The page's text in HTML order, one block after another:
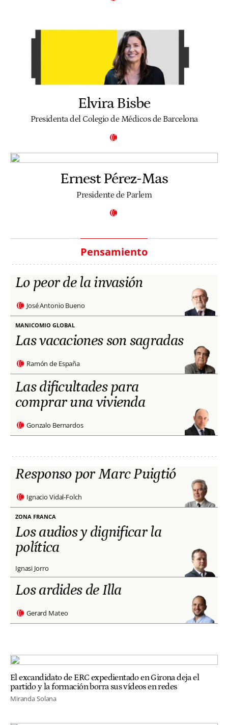
Elvira Bisbe
Presidenta del Colegio de Médicos de Barcelona
Ernest Pérez-Mas
Presidente de Parlem
Pensamiento
Lo peor de la invasión
José Antonio Bueno
MANICOMIO GLOBAL
Las vacaciones son sagradas
Ramón de España
Las dificultades para
comprar una vivienda
Gonzalo Bernardos
Responso por Marc Puigtió
Ignacio Vidal-Folch
ZONA FRANCA
Los audios y dignificar la
política
Ignasi Jorro
Los ardides de Illa
Gerard Mateo
El excandidato de ERC expedientado en Girona deja el
partido y la formación borra sus vídeos en redes
Miranda Solana